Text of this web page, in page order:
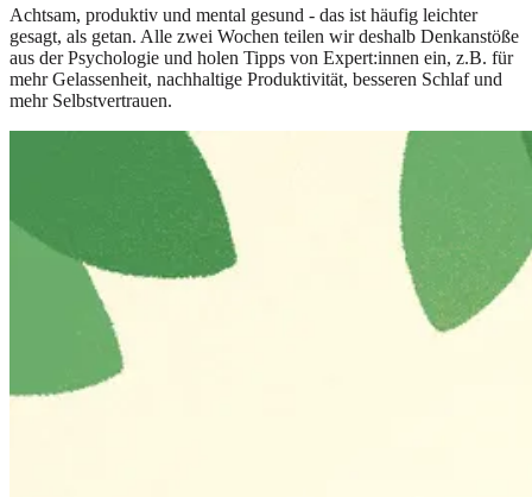
Achtsam, produktiv und mental gesund - das ist häufig leichter
gesagt, als getan. Alle zwei Wochen teilen wir deshalb Denkanstöße
aus der Psychologie und holen Tipps von Expert:innen ein, z.B. für
mehr Gelassenheit, nachhaltige Produktivität, besseren Schlaf und
mehr Selbstvertrauen.